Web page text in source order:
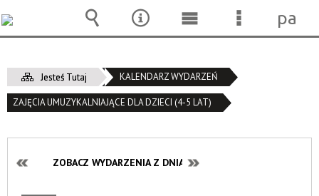
Jesteś Tutaj KALENDARZ WYDARZEŃ
ZAJĘCIA UMUZYKALNIAJĄCE DLA DZIECI (4-5 LAT)
ZOBACZ WYDARZENIA Z DNIA:
Wyszukiwarka
Narzędzia
MenuMenu